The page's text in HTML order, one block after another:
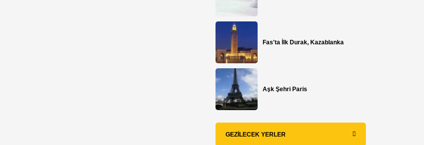
Fas'ta İlk Durak, Kazablanka
Aşk Şehri Paris
GEZILECEK YERLER